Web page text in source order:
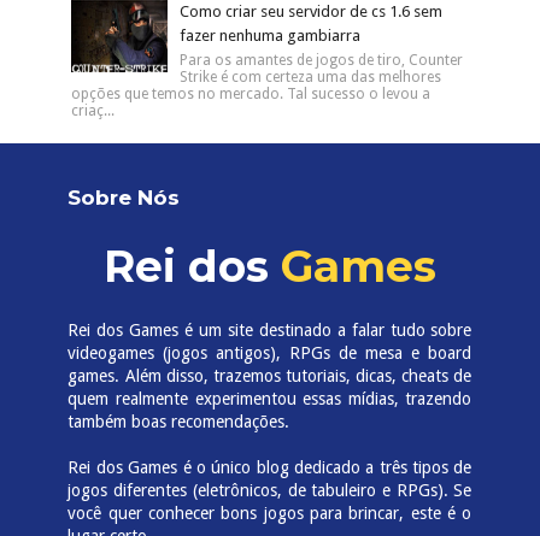
Como criar seu servidor de cs 1.6 sem
fazer nenhuma gambiarra
Para os amantes de jogos de tiro, Counter
Strike é com certeza uma das melhores
opções que temos no mercado. Tal sucesso o levou a
criaç...
Sobre Nós
Rei dos Games
Rei dos Games é um site destinado a falar tudo sobre
videogames (jogos antigos), RPGs de mesa e board
games. Além disso, trazemos tutoriais, dicas, cheats de
quem realmente experimentou essas mídias, trazendo
também boas recomendações.
Rei dos Games é o único blog dedicado a três tipos de
jogos diferentes (eletrônicos, de tabuleiro e RPGs). Se
você quer conhecer bons jogos para brincar, este é o